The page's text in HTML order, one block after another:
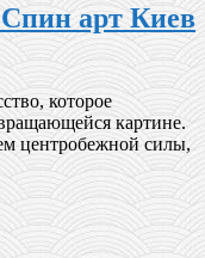
арт Киев
которое
картине.
центробежной силы,